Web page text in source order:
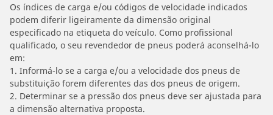
Os índices de carga e/ou códigos de velocidade indicados
podem diferir ligeiramente da dimensão original
especificado na etiqueta do veículo. Como profissional
qualificado, o seu revendedor de pneus poderá aconselhá-lo
em:
1. Informá-lo se a carga e/ou a velocidade dos pneus de
substituição forem diferentes das dos pneus de origem.
2. Determinar se a pressão dos pneus deve ser ajustada para
a dimensão alternativa proposta.